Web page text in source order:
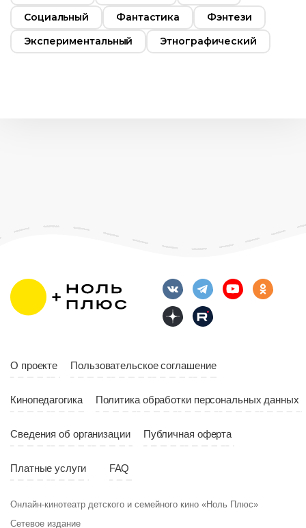
Социальный
Фантастика
Фэнтези
Экспериментальный
Этнографический
О проекте Пользовательское соглашение
Кинопедагогика Политика обработки персональных данных
Сведения об организации Публичная оферта
Платные услуги FAQ
Онлайн-кинотеатр детского и семейного кино «Ноль Плюс»
Сетевое издание